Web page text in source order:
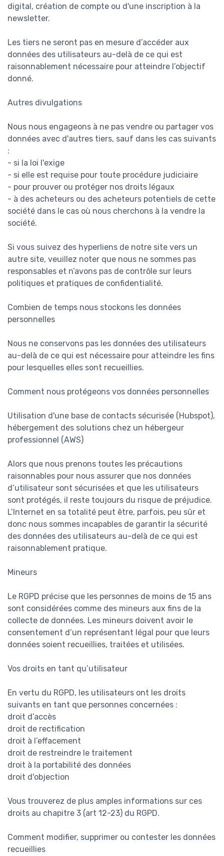
digital, création de compte ou d'une inscription à la
newsletter.
Les tiers ne seront pas en mesure d’accéder aux
données des utilisateurs au-delà de ce qui est
raisonnablement nécessaire pour atteindre l’objectif
donné.
Autres divulgations
Nous nous engageons à ne pas vendre ou partager vos
données avec d'autres tiers, sauf dans les cas suivants
:
- si la loi l'exige
- si elle est requise pour toute procédure judiciaire
- pour prouver ou protéger nos droits légaux
- à des acheteurs ou des acheteurs potentiels de cette
société dans le cas où nous cherchons à la vendre la
société.
Si vous suivez des hyperliens de notre site vers un
autre site, veuillez noter que nous ne sommes pas
responsables et n’avons pas de contrôle sur leurs
politiques et pratiques de confidentialité.
Combien de temps nous stockons les données
personnelles
Nous ne conservons pas les données des utilisateurs
au-delà de ce qui est nécessaire pour atteindre les fins
pour lesquelles elles sont recueillies.
Comment nous protégeons vos données personnelles
Utilisation d'une base de contacts sécurisée (Hubspot),
hébergement des solutions chez un hébergeur
professionnel (AWS)
Alors que nous prenons toutes les précautions
raisonnables pour nous assurer que nos données
d’utilisateur sont sécurisées et que les utilisateurs
sont protégés, il reste toujours du risque de préjudice.
L’Internet en sa totalité peut être, parfois, peu sûr et
donc nous sommes incapables de garantir la sécurité
des données des utilisateurs au-delà de ce qui est
raisonnablement pratique.
Mineurs
Le RGPD précise que les personnes de moins de 15 ans
sont considérées comme des mineurs aux fins de la
collecte de données. Les mineurs doivent avoir le
consentement d’un représentant légal pour que leurs
données soient recueillies, traitées et utilisées.
Vos droits en tant qu’utilisateur
En vertu du RGPD, les utilisateurs ont les droits
suivants en tant que personnes concernées :
droit d’accès
droit de rectification
droit à l’effacement
droit de restreindre le traitement
droit à la portabilité des données
droit d'objection
Vous trouverez de plus amples informations sur ces
droits au chapitre 3 (art 12-23) du RGPD.
Comment modifier, supprimer ou contester les données
recueillies